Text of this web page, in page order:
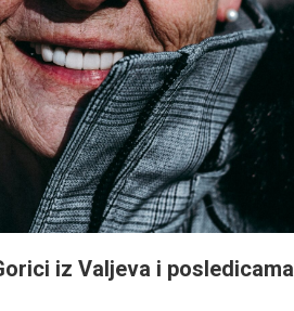
iz Valjeva i posledicama